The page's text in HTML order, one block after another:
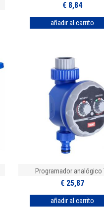
€ 8,84
Programador analógico
€ 25,87